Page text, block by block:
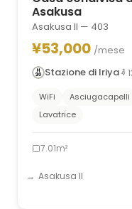
Asakusa
Asakusa II — 403
¥53,000 /mese
Stazione di Iriya
WiFi
Asciugacapelli
Lavatrice
7.01m²
Asakusa II